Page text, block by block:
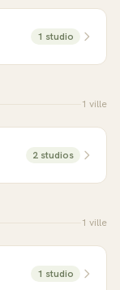
1 studio
1 ville
2 studios
1 ville
1 studio